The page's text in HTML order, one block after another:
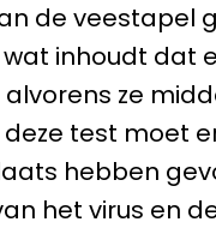
de veestapel
inhoudt dat
ze
test moet
hebben
het virus en